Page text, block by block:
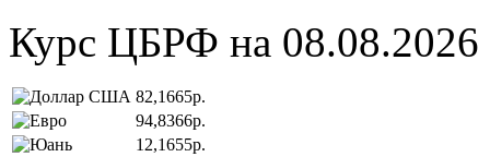
Курс ЦБРФ на 08.08.2026
82,1665р.
94,8366р.
12,1655р.